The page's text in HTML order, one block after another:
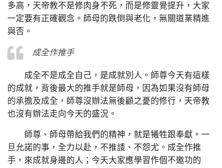
多高，天帝教不是修肉身不死，而是修靈覺提升，大家
一定要有正確觀念。師母的跌倒與老化，無關道業精進
與否。
成全作推手
成全不是成全自己，是成就別人。師尊今天有這樣
的成就，背後最大的推手就是師母，因為如果沒有師母
的承擔及成全，師尊沒辦法無後顧之憂的修行，天帝教
也沒有辦法走向今天的盛況。
師尊、師母帶給我們的精神，就是犧牲跟奉獻。一
旦允諾的事，全力以赴，不推諉、不怨尤。成全作推
手，來成就身邊的人；今天大家應學習作個不邀功的